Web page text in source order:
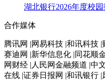
湖北银行2026年度校
合作媒体
腾讯网 |网易科技 |和讯科技
赛迪网 |新华信息化 |同花顺
网财经 |人民网金融频道 |中
在线 |证券日报网 |和讯银行